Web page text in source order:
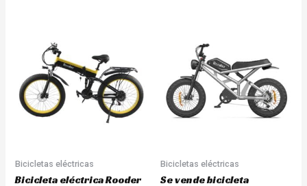
Bicicletas eléctricas
Bicicleta eléctrica Rooder
Bicicletas eléctricas
Se vende bicicleta